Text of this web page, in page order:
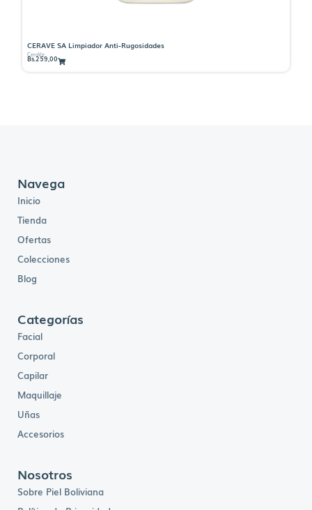
CERAVE SA Limpiador Anti-Rugosidades
CeraVe
Bs.259,00
Navega
Inicio
Tienda
Ofertas
Colecciones
Blog
Categorías
Facial
Corporal
Capilar
Maquillaje
Uñas
Accesorios
Nosotros
Sobre Piel Boliviana